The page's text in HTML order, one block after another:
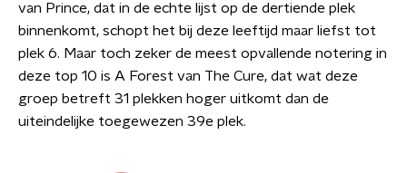
van Prince, dat in de echte lijst op de dertiende plek
binnenkomt, schopt het bij deze leeftijd maar liefst tot
plek 6. Maar toch zeker de meest opvallende notering in
deze top 10 is A Forest van The Cure, dat wat deze
groep betreft 31 plekken hoger uitkomt dan de
uiteindelijke toegewezen 39e plek.